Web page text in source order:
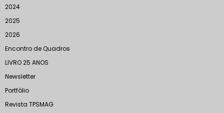
2024
2025
2026
Encontro de Quadros
LIVRO 25 ANOS
Newsletter
Portfólio
Revista TPSMAG